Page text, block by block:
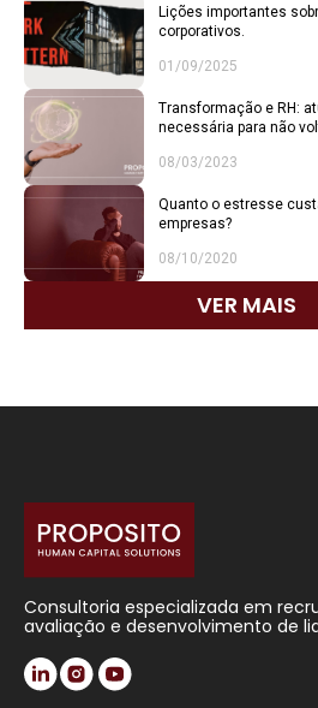
Lições importantes
corporativos.
01/09/2025
Transformação e RH:
necessária para não
08/03/2023
Quanto o estresse
empresas?
08/10/2020
VER MAIS
Consultoria especializada em
avaliação e desenvolvimento de